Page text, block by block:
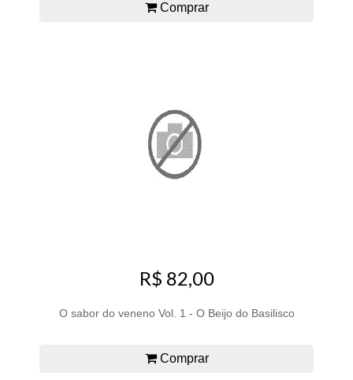
Comprar
R$ 82,00
O sabor do veneno Vol. 1 - O Beijo do Basilisco
Comprar